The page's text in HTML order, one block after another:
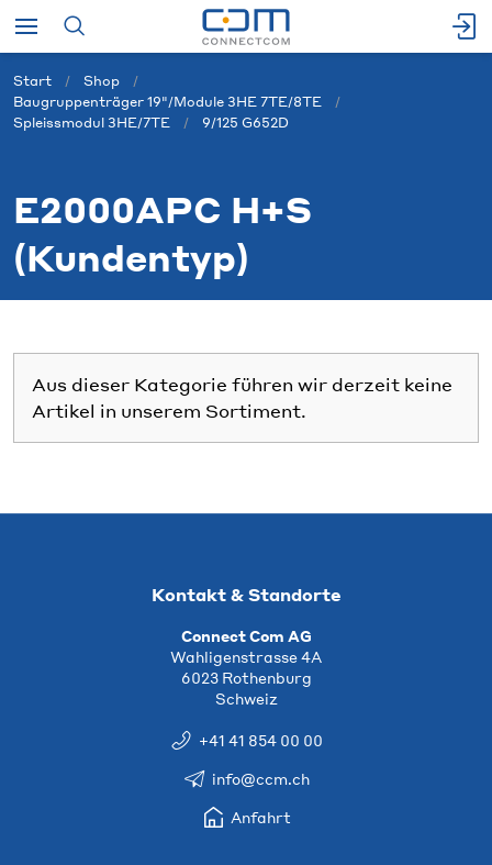
Start
Shop
Baugruppenträger 19"/Module 3HE 7TE/8TE
Spleissmodul 3HE/7TE
9/125 G652D
E2000APC H+S
(Kundentyp)
Aus dieser Kategorie führen wir derzeit keine
Artikel in unserem Sortiment.
Kontakt & Standorte
Connect Com AG
Wahligenstrasse 4A
6023 Rothenburg
Schweiz
+41 41 854 00 00
info@ccm.ch
Anfahrt